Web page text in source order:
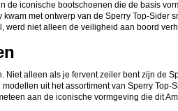
iconische bootschoenen die de basis
met ontwerp van de Sperry Top-
niet alleen de veiligheid aan boord
alleen als je fervent zeiler bent zijn de
uit het assortiment van Sperry
aan de iconische vormgeving die dit